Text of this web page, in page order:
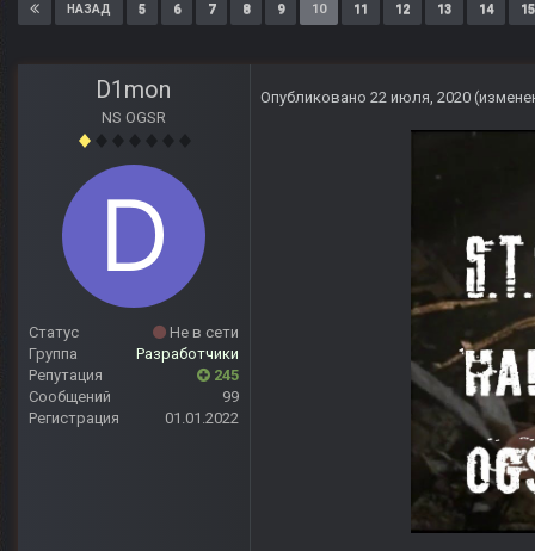
НАЗАД 5 6 7 8 9 10 11 12 13 14 15
D1mon
NS OGSR
Статус
Не в сети
Группа
Разработчики
Репутация
245
Сообщений
99
Регистрация
01.01.2022
Опубликовано 22 июля, 2020